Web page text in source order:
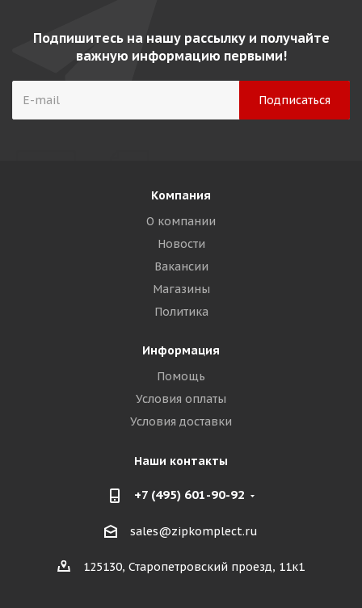
Подпишитесь на нашу рассылку и получайте
важную информацию первыми!
Компания
О компании
Новости
Вакансии
Магазины
Политика
Информация
Помощь
Условия оплаты
Условия доставки
Наши контакты
+7 (495) 601-90-92
sales@zipkomplect.ru
125130, Старопетровский проезд, 11к1